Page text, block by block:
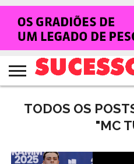
HOME
NOTÍCIAS
SHOWS
ENTREVISTAS
CLIQUES
RANKING
CROWLEY
TV
SUCESSO!
REVISTA
SUCESSO!
TODOS OS
"MC